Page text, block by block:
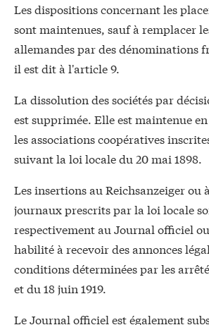
Les dispositions concernant les
sont maintenues, sauf à remplacer
allemandes par des dénominations
il est dit à l'article 9.
La dissolution des sociétés par
est supprimée. Elle est maintenue
les associations coopératives
suivant la loi locale du 20 mai 1898.
Les insertions au Reichsanzeiger ou
journaux prescrits par la loi locale
respectivement au Journal officiel
habilité à recevoir des annonces
conditions déterminées par les
et du 18 juin 1919.
Le Journal officiel est également